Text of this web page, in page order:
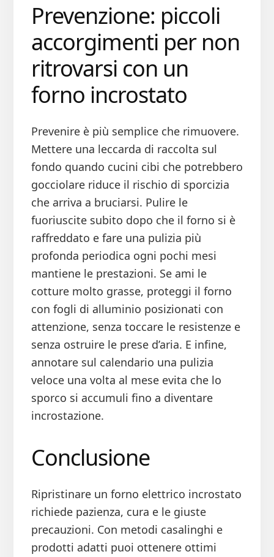
Prevenzione: piccoli
accorgimenti per non
ritrovarsi con un
forno incrostato
Prevenire è più semplice che rimuovere.
Mettere una leccarda di raccolta sul
fondo quando cucini cibi che potrebbero
gocciolare riduce il rischio di sporcizia
che arriva a bruciarsi. Pulire le
fuoriuscite subito dopo che il forno si è
raffreddato e fare una pulizia più
profonda periodica ogni pochi mesi
mantiene le prestazioni. Se ami le
cotture molto grasse, proteggi il forno
con fogli di alluminio posizionati con
attenzione, senza toccare le resistenze e
senza ostruire le prese d’aria. E infine,
annotare sul calendario una pulizia
veloce una volta al mese evita che lo
sporco si accumuli fino a diventare
incrostazione.
Conclusione
Ripristinare un forno elettrico incrostato
richiede pazienza, cura e le giuste
precauzioni. Con metodi casalinghi e
prodotti adatti puoi ottenere ottimi